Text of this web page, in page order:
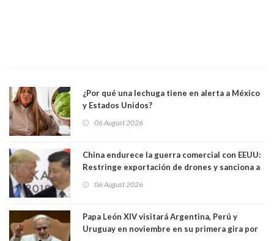
¿Por qué una lechuga tiene en alerta a México
y Estados Unidos?
06 August 2026
China endurece la guerra comercial con EEUU:
Restringe exportación de drones y sanciona a
06 August 2026
Papa León XIV visitará Argentina, Perú y
Uruguay en noviembre en su primera gira por